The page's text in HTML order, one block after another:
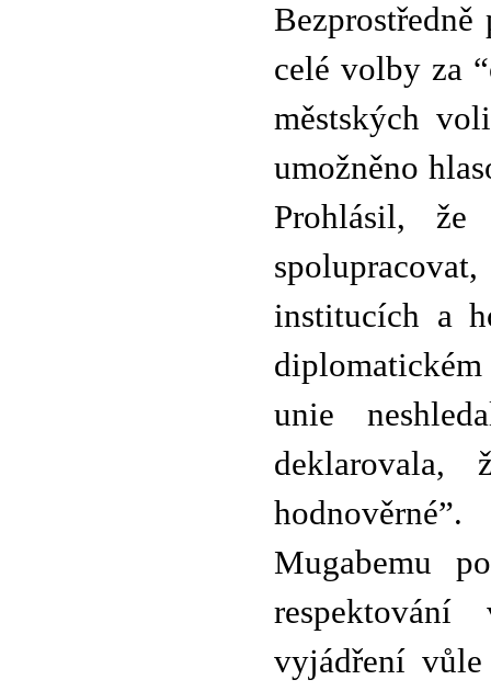
celé volby za
městských
umožněno
Prohlásil, že
institucích a
unie
Mugabemu
vyjádření